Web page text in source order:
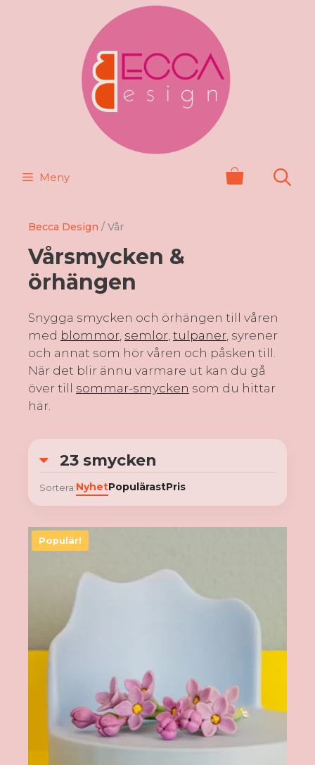
Meny
Becca Design / Vår
Vårsmycken &
örhängen
Snygga smycken och örhängen till våren
med blommor, semlor, tulpaner, syrener
och annat som hör våren och påsken till.
När det blir ännu varmare ut kan du gå
över till sommar-smycken som du hittar
här.
23 smycken
Sortera:NyhetPopulärastPris